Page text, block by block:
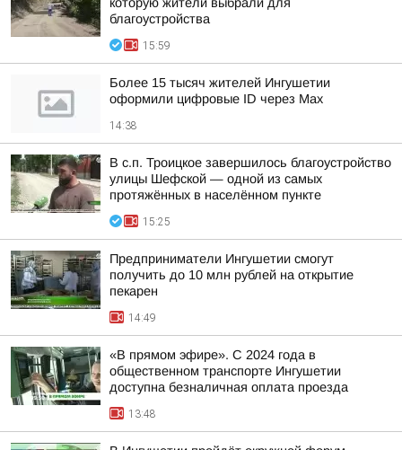
благоустройства
15:59
Более 15 тысяч жителей Ингушетии
оформили цифровые ID через Max
14:38
В с.п. Троицкое завершилось благоустройство
улицы Шефской — одной из самых
протяжённых в населённом пункте
15:25
Предприниматели Ингушетии смогут
получить до 10 млн рублей на открытие
пекарен
14:49
«В прямом эфире». С 2024 года в
общественном транспорте Ингушетии
доступна безналичная оплата проезда
13:48